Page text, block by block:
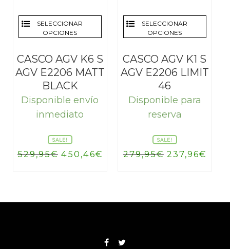
SELECCIONAR
OPCIONES
CASCO AGV K6 S
AGV E2206 MATT
BLACK
Disponible envío
inmediato
SALE!
529,95€ El
529,95€.
450,46€
450,46€.
SELECCIONAR
OPCIONES
CASCO AGV K1 S
AGV E2206 LIMIT
46
Disponible para
reserva
SALE!
279,95€ El
279,95€.
237,96€